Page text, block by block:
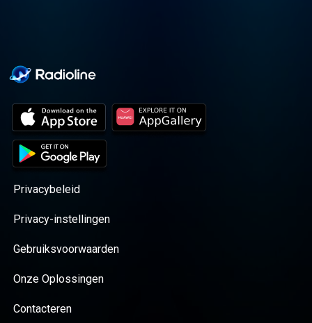
Privacybeleid
Privacy-instellingen
Gebruiksvoorwaarden
Onze Oplossingen
Contacteren